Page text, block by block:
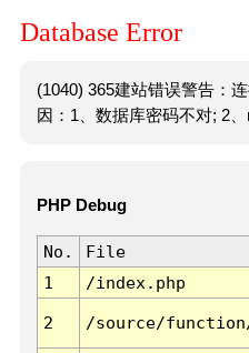
Database Error
(1040) 365建站错误警告：
因：1、数据库密码不对; 2、
PHP Debug
No. File
1
/index.php
2 /source/